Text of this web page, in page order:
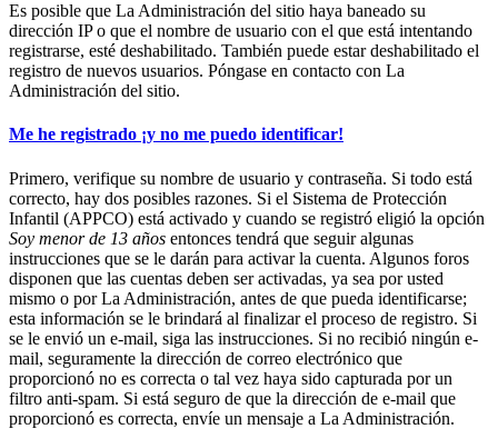
Es posible que La Administración del sitio haya baneado su
dirección IP o que el nombre de usuario con el que está intentando
registrarse, esté deshabilitado. También puede estar deshabilitado el
registro de nuevos usuarios. Póngase en contacto con La
Administración del sitio.
Me he registrado ¡y no me puedo identificar!
Primero, verifique su nombre de usuario y contraseña. Si todo está
correcto, hay dos posibles razones. Si el Sistema de Protección
Infantil (APPCO) está activado y cuando se registró eligió la opción
Soy menor de 13 años entonces tendrá que seguir algunas
instrucciones que se le darán para activar la cuenta. Algunos foros
disponen que las cuentas deben ser activadas, ya sea por usted
mismo o por La Administración, antes de que pueda identificarse;
esta información se le brindará al finalizar el proceso de registro. Si
se le envió un e-mail, siga las instrucciones. Si no recibió ningún e-
mail, seguramente la dirección de correo electrónico que
proporcionó no es correcta o tal vez haya sido capturada por un
filtro anti-spam. Si está seguro de que la dirección de e-mail que
proporcionó es correcta, envíe un mensaje a La Administración.